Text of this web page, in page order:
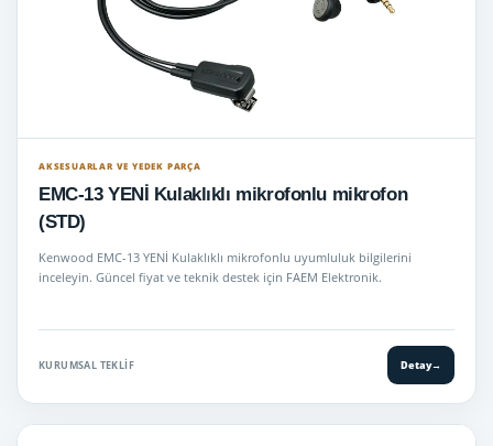
AKSESUARLAR VE YEDEK PARÇA
EMC-13 YENİ Kulaklıklı mikrofonlu mikrofon
(STD)
Kenwood EMC-13 YENİ Kulaklıklı mikrofonlu uyumluluk bilgilerini
inceleyin. Güncel fiyat ve teknik destek için FAEM Elektronik.
KURUMSAL TEKLIF Detay→